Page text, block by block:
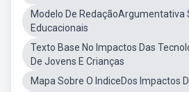
Modelo De RedaçãoArgumentativa
Educacionais
Texto Base No Impactos Das
De Jovens E Crianças
Mapa Sobre O IndiceDos Impactos